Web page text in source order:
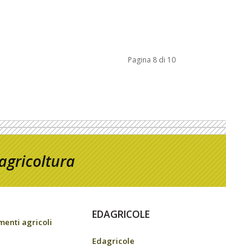
Pagina 8 di 10
agricoli
EDAGRICOLE
Edagricole